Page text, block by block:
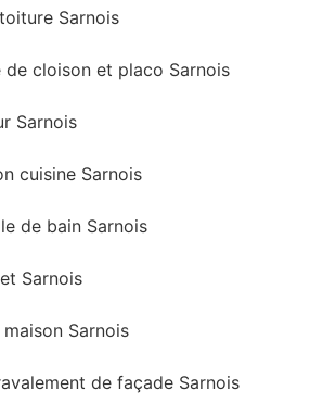
Sarnois
de cloison et placo Sarnois
Sarnois
cuisine Sarnois
de bain Sarnois
Sarnois
Sarnois
de façade Sarnois